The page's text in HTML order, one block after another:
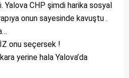
Yalova CHP şimdi harika sosyal
onun sayesinde kavuştu .
onu seçersek !
yerine hala Yalova’da